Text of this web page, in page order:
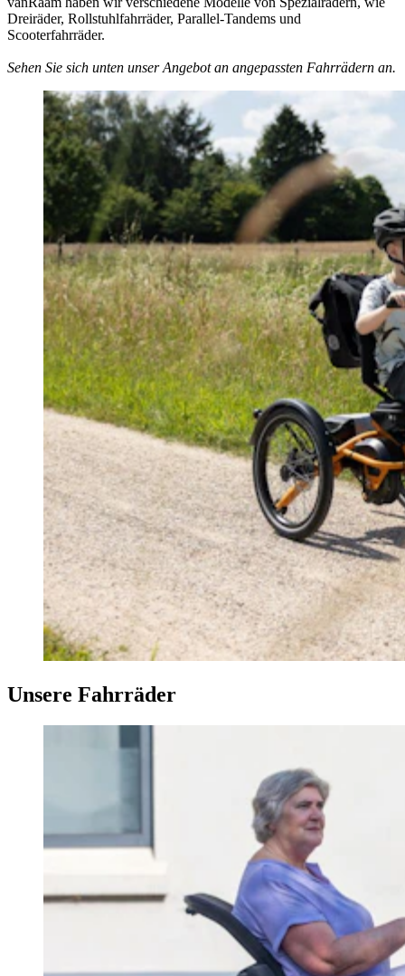
Dreiräder, Rollstuhlfahrräder, Parallel-Tandems und
Scooterfahrräder.
Sehen Sie sich unten unser Angebot an angepassten Fahrrädern an.
Unsere Fahrräder